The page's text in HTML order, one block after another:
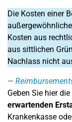
Die Kosten einer
Kosten aus
aus sittlichen
Nachlass nicht
Geben Sie hier die
erwartenden
Krankenkasse